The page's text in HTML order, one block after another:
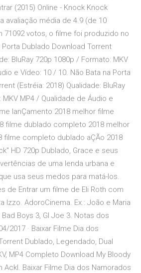
(2015) Online - Knock Knock
avaliação média de 4.9 (de 10
71092 votos, o filme foi produzido no
Porta Dublado Download Torrent
BluRay 720p 1080p / Formato: MKV
e Vídeo: 10 / 10. Não Bata na Porta
(Estréia: 2018) Qualidade: BluRay
MP4 / Qualidade de Áudio e
lanÇamento 2018 melhor filme
filme dublado completo 2018 melhor
filme completo dublado aÇÃo 2018
HD 720p Dublado, Grace e seus
de uma lenda urbana e
usa seus medos para matá-los.
de Entrar um filme de Eli Roth com
Izzo. AdoroCinema. Ex.: João e Maria
Boys 3, GI Joe 3. Notas dos
2017 · Baixar Filme Dia dos
Dublado, Legendado, Dual
MP4 Completo Download My Bloody
Ackl. Baixar Filme Dia dos Namorados